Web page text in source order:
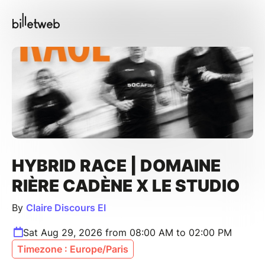
HYBRID RACE | DOMAINE
RIÈRE CADÈNE X LE STUDIO
By Claire Discours EI
Sat Aug 29, 2026 from 08:00 AM to 02:00 PM
Timezone : Europe/Paris